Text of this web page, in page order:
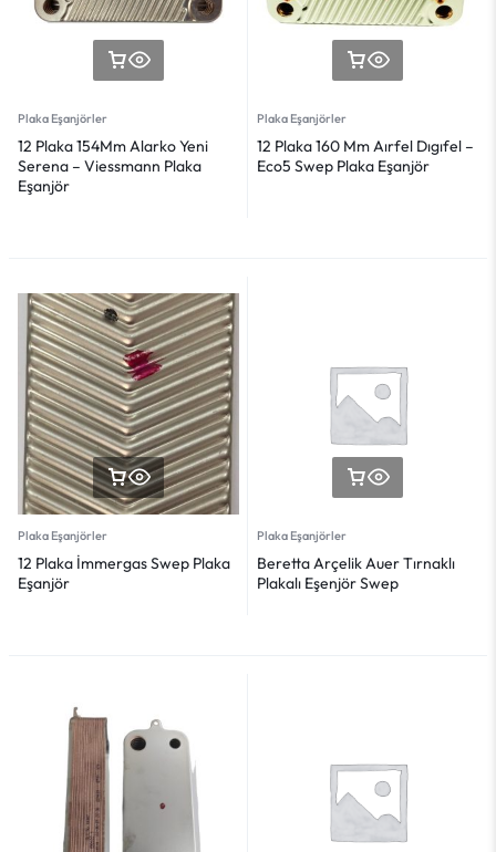
Plaka Eşanjörler
12 Plaka 154Mm Alarko Yeni
Serena – Viessmann Plaka
Eşanjör
Plaka Eşanjörler
12 Plaka 160 Mm Aırfel Dıgıfel –
Eco5 Swep Plaka Eşanjör
Plaka Eşanjörler
12 Plaka İmmergas Swep Plaka
Eşanjör
Plaka Eşanjörler
Beretta Arçelik Auer Tırnaklı
Plakalı Eşenjör Swep